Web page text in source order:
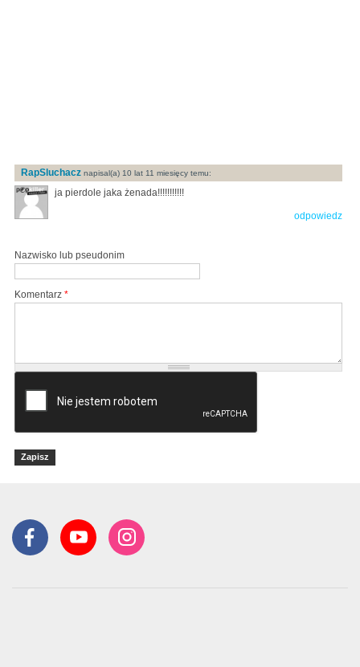
RapSluchacz napisal(a) 10 lat 11 miesięcy temu:
ja pierdole jaka żenada!!!!!!!!!!!
odpowiedz
Nazwisko lub pseudonim
Komentarz *